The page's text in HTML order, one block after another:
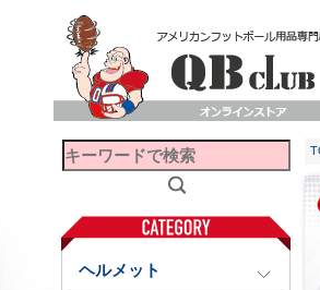
ヘルメット